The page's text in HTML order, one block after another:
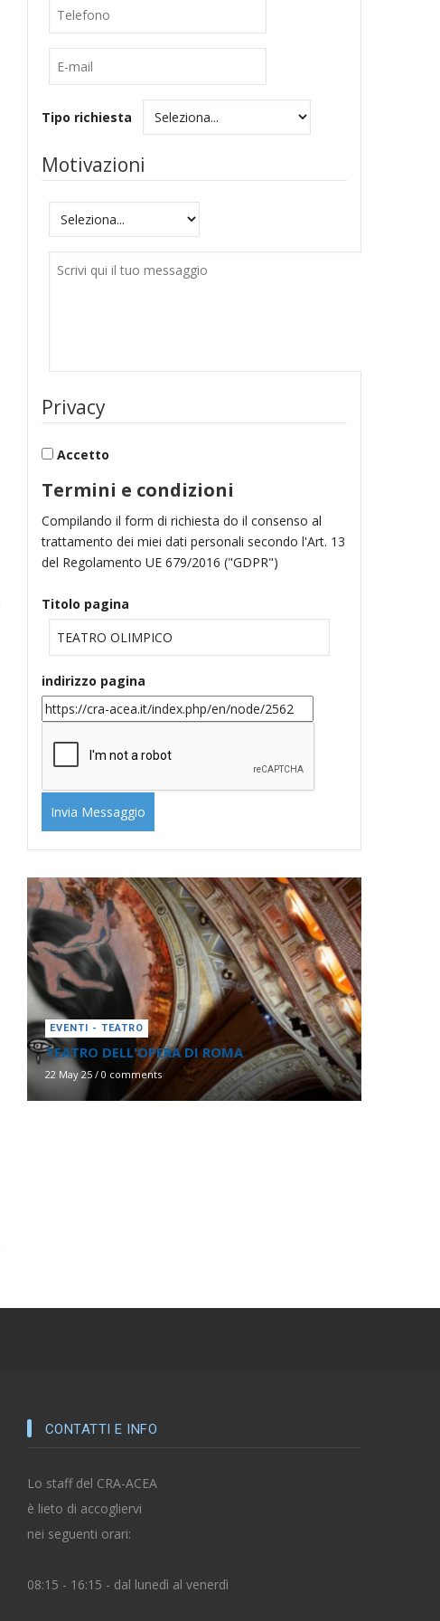
Telefono
Tipo richiesta
Motivazioni
Motivazioni
Messaggio
Privacy
Accetto
Termini e condizioni
Compilando il form di richiesta do il consenso al
trattamento dei miei dati personali secondo l'Art. 13
del Regolamento UE 679/2016 ("GDPR")
Titolo pagina
indirizzo pagina
EVENTI - TEATRO
TEATRO DELL'OPERA DI ROMA
22 May 25 / 0 comments
CONTATTI E INFO
Lo staff del CRA-ACEA
è lieto di accogliervi
nei seguenti orari:
08:15 - 16:15 - dal lunedì al venerdì